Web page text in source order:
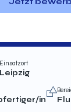
Einsatzort
Leipzig
in